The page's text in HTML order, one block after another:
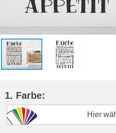
1. Farbe:
Hier